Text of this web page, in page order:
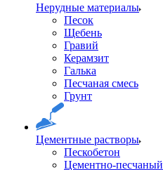
Нерудные материалы
Песок
Щебень
Гравий
Керамзит
Галька
Песчаная смесь
Грунт
Цементные растворы
Пескобетон
Цементно-песчаный